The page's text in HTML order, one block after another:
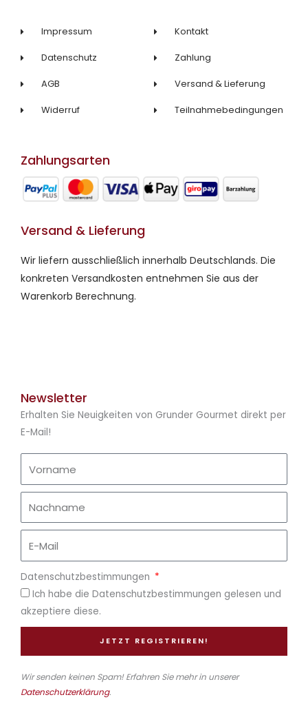
m
Impressum
Datenschutz
AGB
Widerruf
Kontakt
Zahlung
Versand & Lieferung
Teilnahmebedingungen
Zahlungsarten
Versand & Lieferung
Wir liefern ausschließlich innerhalb Deutschlands. Die
konkreten Versandkosten entnehmen Sie aus der
Warenkorb Berechnung.
Newsletter
Erhalten Sie Neuigkeiten von Grunder Gourmet direkt per
E-Mail!
Datenschutzbestimmungen
Ich habe die Datenschutzbestimmungen gelesen und
akzeptiere diese.
JETZT REGISTRIEREN!
Wir senden keinen Spam! Erfahren Sie mehr in unserer
Datenschutzerklärung.